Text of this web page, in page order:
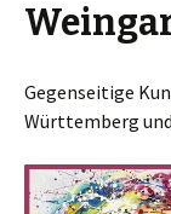
Gegenseitige
Württemberg